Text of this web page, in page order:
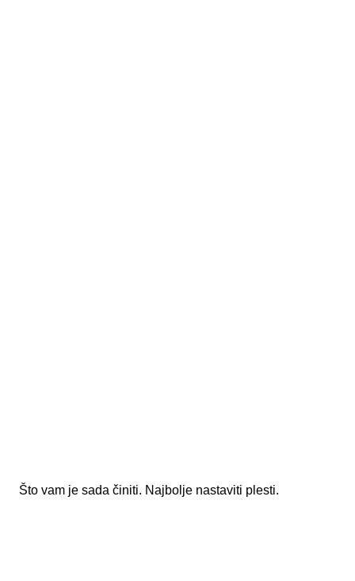
Što vam je sada činiti. Najbolje nastaviti plesti.